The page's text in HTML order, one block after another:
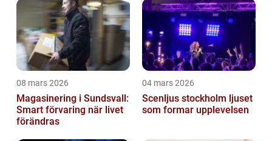
08 mars 2026
Magasinering i Sundsvall:
Smart förvaring när livet
förändras
04 mars 2026
Scenljus stockholm ljuset
som formar upplevelsen